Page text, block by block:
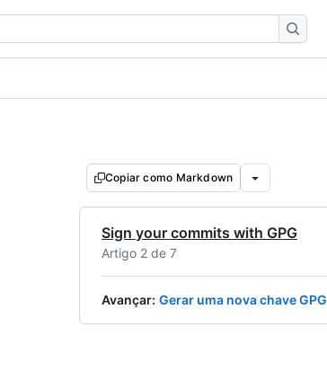
Copiar como Markdown
Sign your commits with GPG
Artigo 2 de 7
Avançar: Gerar uma nova chave GPG